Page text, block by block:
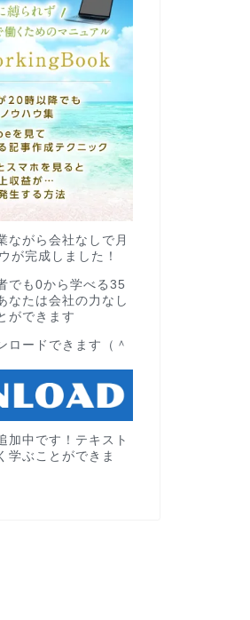
ながら会社なしで月
が完成しました！
でも0から学べる35
なたは会社の力なし
ができます
ロードできます（＾
加中です！テキスト
学ぶことができま